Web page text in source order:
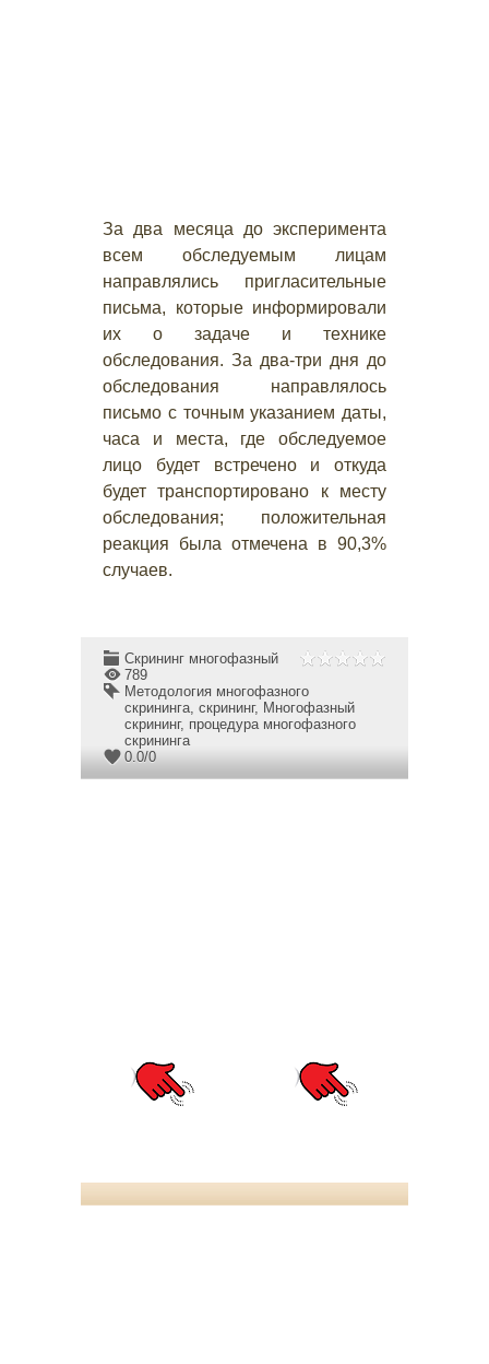
За два месяца до эксперимента
всем обследуемым лицам
направлялись пригласительные
письма, которые информировали
их о задаче и технике
обследования. За два-три дня до
обследования направлялось
письмо с точным указанием даты,
часа и места, где обследуемое
лицо будет встречено и откуда
будет транспортировано к месту
обследования; положительная
реакция была отмечена в 90,3%
случаев.
Скрининг многофазный
789
Методология многофазного
скрининга, скрининг, Многофазный
скрининг, процедура многофазного
скрининга
0.0/0